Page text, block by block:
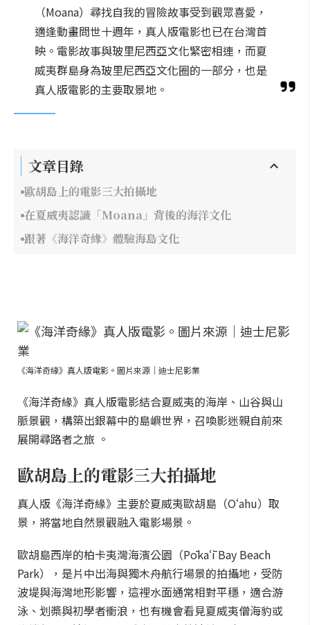
（Moana）尋找自我的冒險故事受到觀眾喜愛，
適逢動畫問世十週年，真人版電影也已在台灣首
映。電影故事與玻里尼西亞文化緊密相連，而夏
威夷群島身為玻里尼西亞文化圈的一部分，也是
真人版電影的主要取景地。
文章目錄
歐胡島上的電影三大拍攝地
在夏威夷認識「Moana」背後的海洋文化
跟著《海洋奇緣》體驗海島文化
《海洋奇緣》真人版電影。圖片來源｜迪士尼影業
《海洋奇緣》真人版電影結合夏威夷的海岸、山谷與山
脈景觀，構築出銀幕中的島嶼世界，召喚影迷親自前來
展開尋路者之旅 。
歐胡島上的電影三大拍攝地
真人版《海洋奇緣》主要於夏威夷歐胡島（Oʻahu）取
景，將當地自然景觀融入電影場景。
歐胡島西岸的柏卡夷灣海濱公園（Pōkaʻī Bay Beach
Park），是片中出海與獨木舟航行場景的拍攝地，受防
波堤與海灣地形影響，這裡水面通常相對平穩，適合游
泳、划槳與初學者衝浪，也有機會看見夏威夷僧海豹或